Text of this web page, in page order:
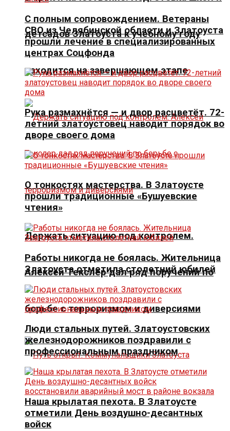
детсадов Златоуста к учебному году
находится на завершающем этапе
Держать ситуацию под контролем.
Алексей Текслер дал ряд поручений по
борьбе с терроризмом и диверсиями
С полным сопровождением. Ветераны
СВО из Челябинской области и Златоуста
прошли лечение в специализированных
центрах Соцфонда
Рука размахнётся — и двор расцветёт. 72-
летний златоустовец наводит порядок во
дворе своего дома
О тонкостях мастерства. В Златоусте
прошли традиционные «Бушуевские
чтения»
Работы никогда не боялась. Жительница
Златоуста отметила столетний юбилей
Люди стальных путей. Златоустовских
железнодорожников поздравили с
профессиональным праздником
Наша крылатая пехота. В Златоусте
отметили День воздушно-десантных
войск